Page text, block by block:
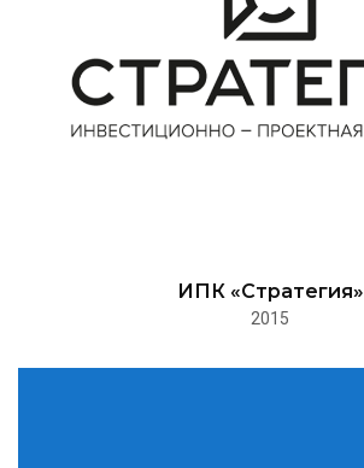
ИПК «Стратегия»
2015